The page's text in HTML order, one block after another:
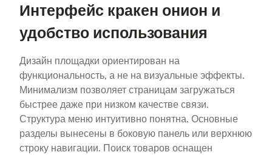
Интерфейс кракен онион и
удобство использования
Дизайн площадки ориентирован на
функциональность, а не на визуальные эффекты.
Минимализм позволяет страницам загружаться
быстрее даже при низком качестве связи.
Структура меню интуитивно понятна. Основные
разделы вынесены в боковую панель или верхнюю
строку навигации. Поиск товаров оснащен